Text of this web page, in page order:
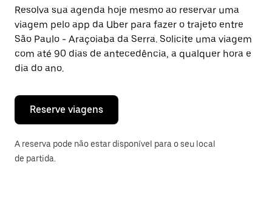
uma
data.
Pressione
a
tecla
“ESC”
para
o
calendário.
Resolva sua agenda hoje mesmo ao reservar uma
viagem pelo app da Uber para fazer o trajeto entre
São Paulo - Araçoiaba da Serra. Solicite uma viagem
com até 90 dias de antecedência, a qualquer hora e
dia do ano.
Reserve viagens
A reserva pode não estar disponível para o seu local
de partida.